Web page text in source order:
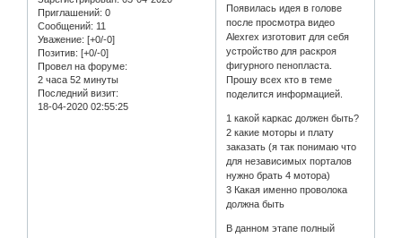
Приглашений: 0
Сообщений: 11
Уважение: [+0/-0]
Позитив: [+0/-0]
Провел на форуме:
2 часа 52 минуты
Последний визит:
18-04-2020 02:55:25
Появилась идея в голове
после просмотра видео
Alexrex изготовит для себя
устройство для раскроя
фигурного пенопласта.
Прошу всех кто в теме
поделится информацией.
1 какой каркас должен быть?
2 какие моторы и плату
заказать (я так понимаю что
для независимых порталов
нужно брать 4 мотора)
3 Какая именно проволока
должна быть
В данном этапе полный